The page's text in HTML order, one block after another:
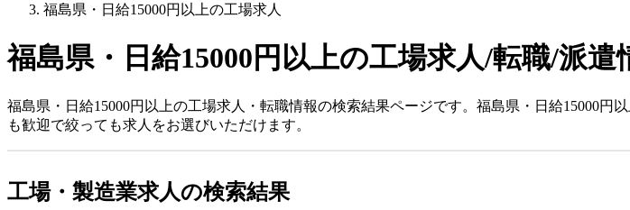
福島県・日給15000円以上の工場求人
福島県・日給15000円以上の工場求人/転職/派遣
福島県・日給15000円以上の工場求人・転職情報の検索結果ページです。福島県・日給15000
も歓迎で絞っても求人をお選びいただけます。
工場・製造業求人の検索結果